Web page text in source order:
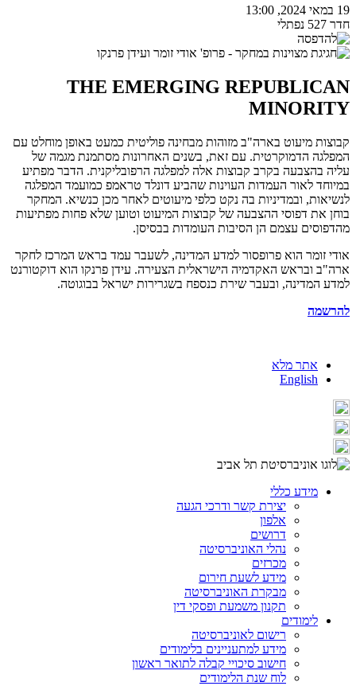
19 במאי 2024, 13:00
חדר 527 נפתלי
THE EMERGING REPUBLICAN
MINORITY
קבוצות מיעוט בארה"ב מזוהות מבחינה פוליטית כמעט באופן מוחלט עם
המפלגה הדמוקרטית. עם זאת, בשנים האחרונות מסתמנת מגמה של
עליה בהצבעה בקרב קבוצות אלה למפלגה הרפובליקנית. הדבר מפתיע
במיוחד לאור העמדות העוינות שהביע דונלד טראמפ כמועמד המפלגה
לנשיאות, ובמדיניות בה נקט כלפי מיעוטים לאחר מכן כנשיא. המחקר
בוחן את דפוסי ההצבעה של קבוצות המיעוט וטוען שלא פחות מפתיעות
מהדפוסים עצמם הן הסיבות העומדות בבסיסן.
אודי זומר הוא פרופסור למדע המדינה, לשעבר עמד בראש המרכז לחקר
ארה"ב ובראש האקדמיה הישראלית הצעירה. עידן פרנקו הוא דוקטורנט
למדע המדינה, ובעבר שירת כנספח בשגרירות ישראל בבוגוטה.
להרשמה
אתר מלא
English
מידע כללי
יצירת קשר ודרכי הגעה
אלפון
דרושים
נהלי האוניברסיטה
מכרזים
מידע לשעת חירום
מבקרת האוניברסיטה
תקנון משמעת ופסקי דין
לימודים
רישום לאוניברסיטה
מידע למתעניינים בלימודים
חישוב סיכויי קבלה לתואר ראשון
לוח שנת הלימודים